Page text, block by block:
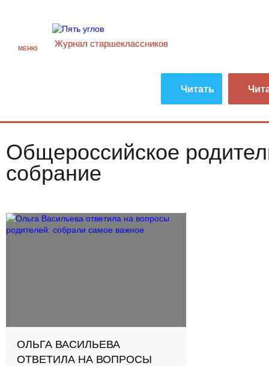
МЕНЮ Журнал старшекласcников
Читать
Общероссийское
собрание
ОЛЬГА ВАСИЛЬЕВА
ОТВЕТИЛА НА ВОПРОСЫ